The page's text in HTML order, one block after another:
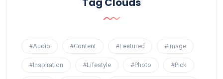
#Audio #Content #Featured #Image
#Inspiration #Lifestyle #Photo #Pick